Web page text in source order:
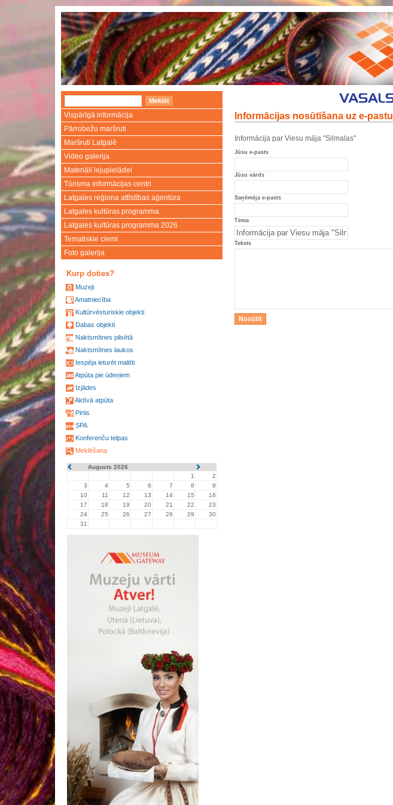
Vispārīgā informācija
Pārrobežu maršruti
Maršruti Latgalē
Video galerija
Materiāli lejupielādei
Tūrisma informācijas centri
Latgales reģiona attīstības aģentūra
Latgales kultūras programma
Latgales kultūras programma 2026
Tematiskie ciemi
Foto galerija
Kurp doties?
Muzeji
Amatniecība
Kultūrvēsturiskie objekti
Dabas objekti
Naktsmītnes pilsētā
Naktsmītnes laukos
Iespēja ieturēt maltīti
Atpūta pie ūdeņiem
Izjādes
Aktīvā atpūta
Pirtis
SPA
Konferenču telpas
Meklēšana
Augusts 2026
1
2
3
4 5 6 7 8
9
10
11 12 13 14 15
16
17
18 19 20 21 22
23
24
25 26 27 28 29
30
31
Informācijas nosūtīšana uz e-pastu
Informācija par Viesu māja "Silmalas"
Jūsu e-pasts
Jūsu vārds
Saņēmēja e-pasts
Tēma
Teksts